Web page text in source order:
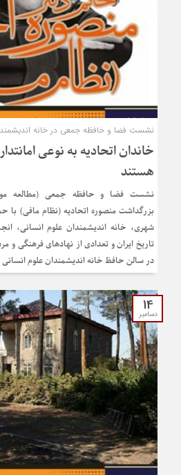
نشست فضا و حافظه جمعی در خانه
خاندان اتحادیه به نوعی
هستند
نشست فضا و حافظه جمعی (مطالعه
بزرگداشت منصوره اتحادیه (نظام مافی) با
شهری، خانه اندیشمندان علوم انسانی،
در سالن حافظ خانه اندیشمندان علوم انسانی
14
دسامبر